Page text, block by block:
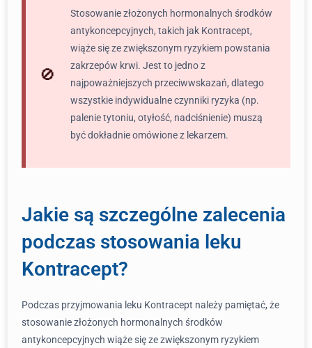
Stosowanie złożonych hormonalnych środków
antykoncepcyjnych, takich jak Kontracept,
wiąże się ze zwiększonym ryzykiem powstania
zakrzepów krwi. Jest to jedno z
najpoważniejszych przeciwwskazań, dlatego
wszystkie indywidualne czynniki ryzyka (np.
palenie tytoniu, otyłość, nadciśnienie) muszą
być dokładnie omówione z lekarzem.
Jakie są szczególne zalecenia
podczas stosowania leku
Kontracept?
Podczas przyjmowania leku Kontracept należy pamiętać, że
stosowanie złożonych hormonalnych środków
antykoncepcyjnych wiąże się ze zwiększonym ryzykiem